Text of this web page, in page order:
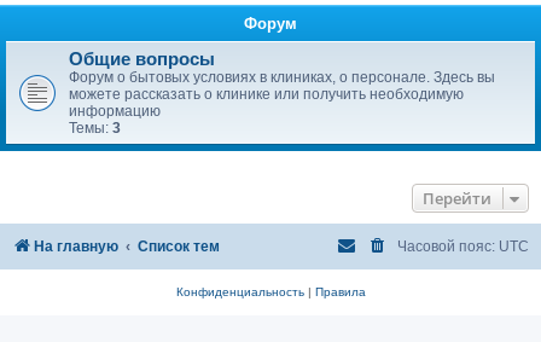
Форум
Общие вопросы
Форум о бытовых условиях в клиниках, о персонале. Здесь вы
можете рассказать о клинике или получить необходимую
информацию
Темы: 3
Перейти
На главную Список тем Часовой пояс: UTC
Конфиденциальность| Правила